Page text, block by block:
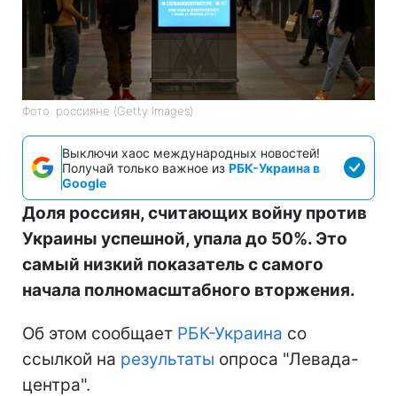
Фото: россияне (Getty Images)
Выключи хаос международных новостей!
Получай только важное из РБК-Украина в
Google
Доля россиян, считающих войну против
Украины успешной, упала до 50%. Это
самый низкий показатель с самого
начала полномасштабного вторжения.
Об этом сообщает РБК-Украина со
ссылкой на результаты опроса "Левада-
центра".